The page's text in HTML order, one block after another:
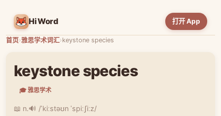
HiWord 打开 App
首页›雅思学术词汇›keystone species
keystone species
🎓 雅思学术
📖 n.🔊 /ˈkiːstəʊn ˈspiːʃiːz/